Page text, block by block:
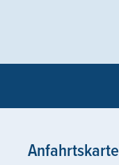
Anfahrtskarte